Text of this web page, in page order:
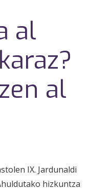
al
al
IX. Jardunaldi
hizkuntza